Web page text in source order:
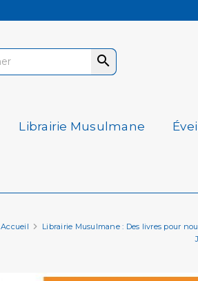

Librairie Musulmane
Accueil Librairie Musulmane : Des livres pour